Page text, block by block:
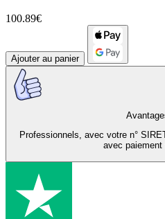
100.89€
Ajouter au panier
Professionnels, avec votre n°
avec paiement